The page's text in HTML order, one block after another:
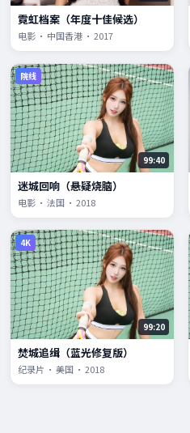
霓虹档案（年度十佳候选）
电影 · 中国香港 · 2017
院线
99:40
迷城回响（悬疑烧脑）
电影 · 法国 · 2018
4K
99:20
焚城追缉（蓝光修复版）
纪录片 · 美国 · 2018